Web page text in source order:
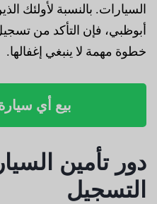
السيارات. بالنسبة لأولئك
أبوظبي، فإن التأكد من
خطوة مهمة لا ينبغي إغفالها.
بيع أي
دور تأمين
التسجيل